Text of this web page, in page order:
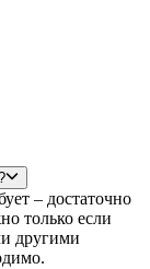
– достаточно
только если
другими